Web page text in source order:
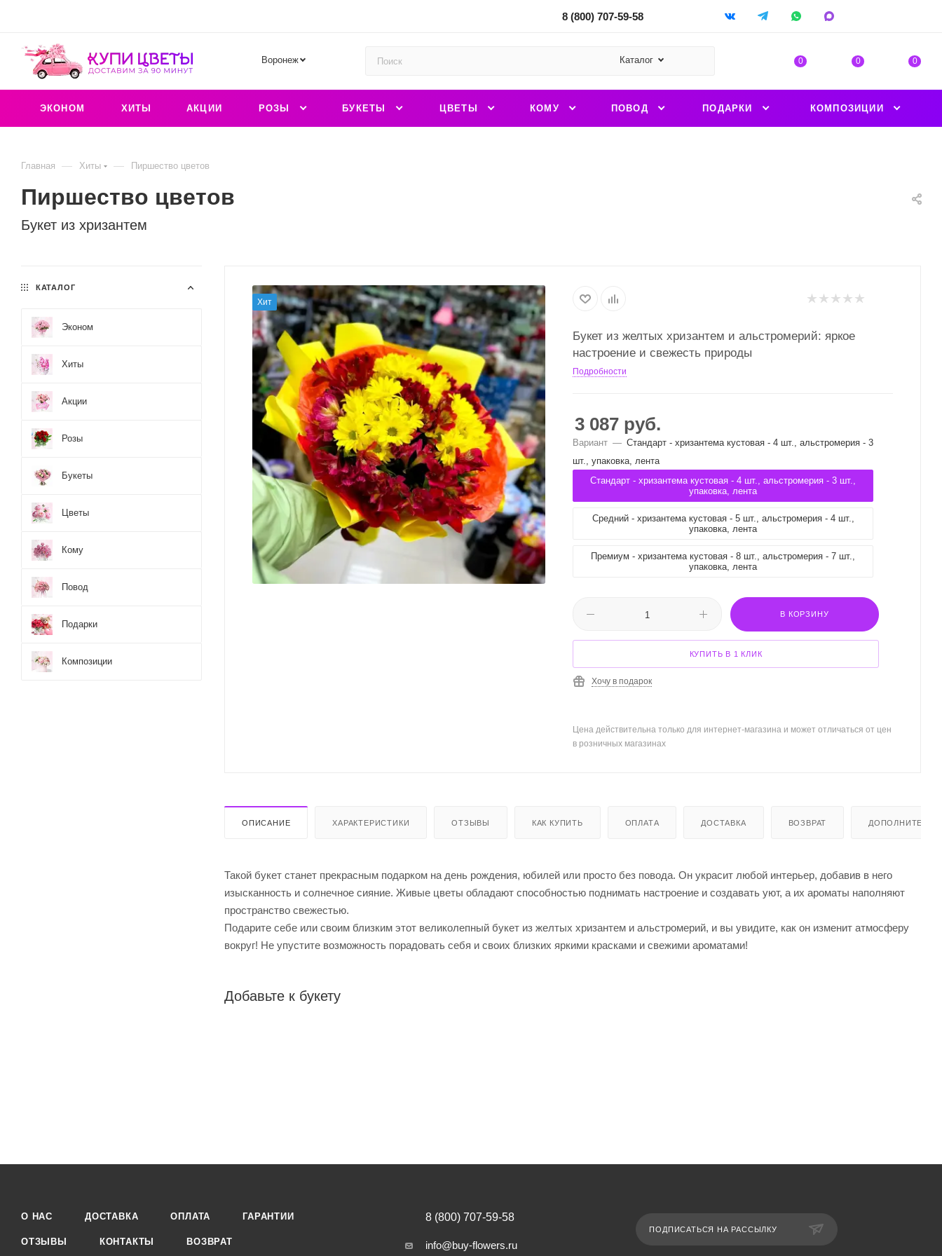
8 (800) 707-59-58
Воронеж Каталог 0 0 0
ЭКОНОМ ХИТЫ АКЦИИ РОЗЫ БУКЕТЫ ЦВЕТЫ КОМУ ПОВОД ПОДАРКИ КОМПОЗИЦИИ
Главная — Хиты — Пиршество цветов
Букет из хризантем
Пиршество цветов
Хит
Букет из желтых хризантем и альстромерий: яркое
настроение и свежесть природы
Подробности
3 087 руб.
Вариант — Стандарт - хризантема кустовая - 4 шт., альстромерия - 3
шт., упаковка, лента
Стандарт - хризантема кустовая - 4 шт., альстромерия - 3 шт.,
упаковка, лента
Средний - хризантема кустовая - 5 шт., альстромерия - 4 шт.,
упаковка, лента
Премиум - хризантема кустовая - 8 шт., альстромерия - 7 шт.,
упаковка, лента
В КОРЗИНУ
КУПИТЬ В 1 КЛИК
Хочу в подарок
Цена действительна только для интернет-магазина и может отличаться от цен
в розничных магазинах
ОПИСАНИЕ ХАРАКТЕРИСТИКИ ОТЗЫВЫ КАК КУПИТЬ ОПЛАТА ДОСТАВКА ВОЗВРАТ
Такой букет станет прекрасным подарком на день рождения, юбилей или просто без повода. Он украсит любой интерьер, добавив в него
изысканность и солнечное сияние. Живые цветы обладают способностью поднимать настроение и создавать уют, а их ароматы наполняют
пространство свежестью.
Подарите себе или своим близким этот великолепный букет из желтых хризантем и альстромерий, и вы увидите, как он изменит атмосферу
вокруг! Не упустите возможность порадовать себя и своих близких яркими красками и свежими ароматами!
Добавьте к букету
КАТАЛОГ
Эконом
Хиты
Акции
Розы
Букеты
Цветы
Кому
Повод
Подарки
Композиции
О НАС ДОСТАВКА ОПЛАТА ГАРАНТИИ
ОТЗЫВЫ КОНТАКТЫ ВОЗВРАТ
8 (800) 707-59-58
info@buy-flowers.ru
ПОДПИСАТЬСЯ НА РАССЫЛКУ